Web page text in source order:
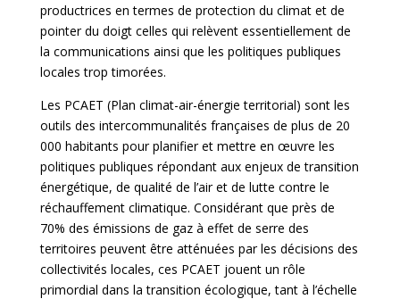
productrices en termes de protection du climat et de
pointer du doigt celles qui relèvent essentiellement de
la communications ainsi que les politiques publiques
locales trop timorées.
Les PCAET (Plan climat-air-énergie territorial) sont les
outils des intercommunalités françaises de plus de 20
000 habitants pour planifier et mettre en œuvre les
politiques publiques répondant aux enjeux de transition
énergétique, de qualité de l’air et de lutte contre le
réchauffement climatique. Considérant que près de
70% des émissions de gaz à effet de serre des
territoires peuvent être atténuées par les décisions des
collectivités locales, ces PCAET jouent un rôle
primordial dans la transition écologique, tant à l’échelle